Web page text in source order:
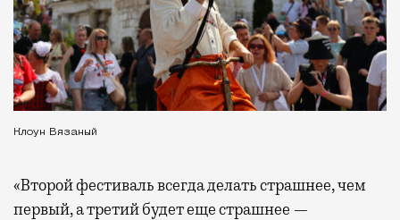
Клоун Вязаный
«Второй фестиваль всегда делать страшнее, чем
первый, а третий будет еще страшнее —